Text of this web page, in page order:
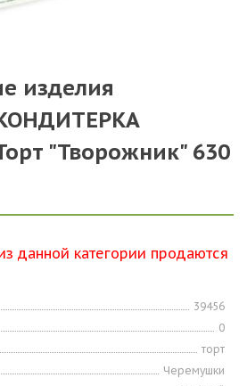
изделия
"Творожник" 630
данной категории продаются
39456
0
торт
Черемушки